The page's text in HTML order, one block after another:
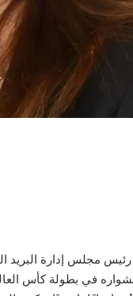
رئيس مجلس إدارة